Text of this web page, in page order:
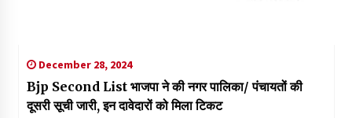
December 28, 2024
Bjp Second List भाजपा ने की नगर पालिका/ पंचायतों की
दूसरी सूची जारी, इन दावेदारों को मिला टिकट